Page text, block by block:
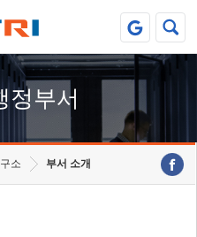
정부서
소 부서 소개